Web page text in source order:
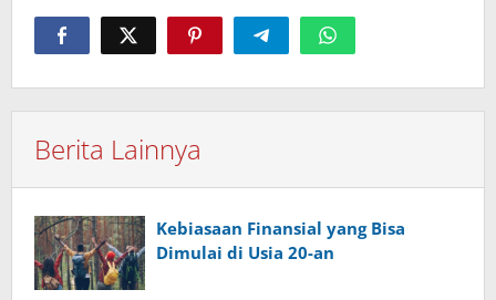
Berita Lainnya
Kebiasaan Finansial yang Bisa
Dimulai di Usia 20-an